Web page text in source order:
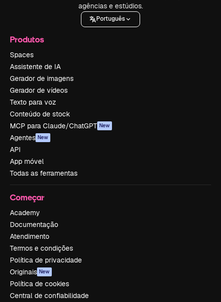
agências e estúdios.
Português
Produtos
Spaces
Assistente de IA
Gerador de imagens
Gerador de vídeos
Texto para voz
Conteúdo de stock
MCP para Claude/ChatGPT New
Agentes New
API
App móvel
Todas as ferramentas
Começar
Academy
Documentação
Atendimento
Termos e condições
Política de privacidade
Originais New
Política de cookies
Central de confiabilidade